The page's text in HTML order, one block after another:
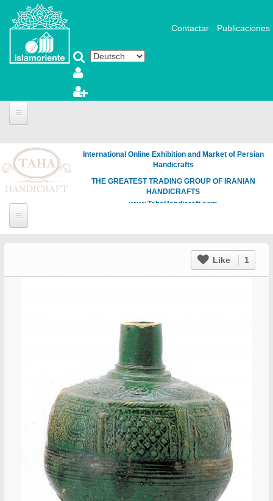
Direkt zum Inhalt
Contactar Publicaciones
International Online Exhibition and Market of Persian
Handicrafts
THE GREATEST TRADING GROUP OF IRANIAN
HANDICRAFTS
www.TahaHandicraft.com
Like 1